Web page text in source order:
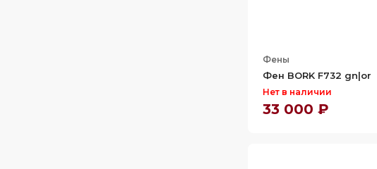
Фены
Фен BORK F732 gn|or
Нет в наличии
33 000 ₽